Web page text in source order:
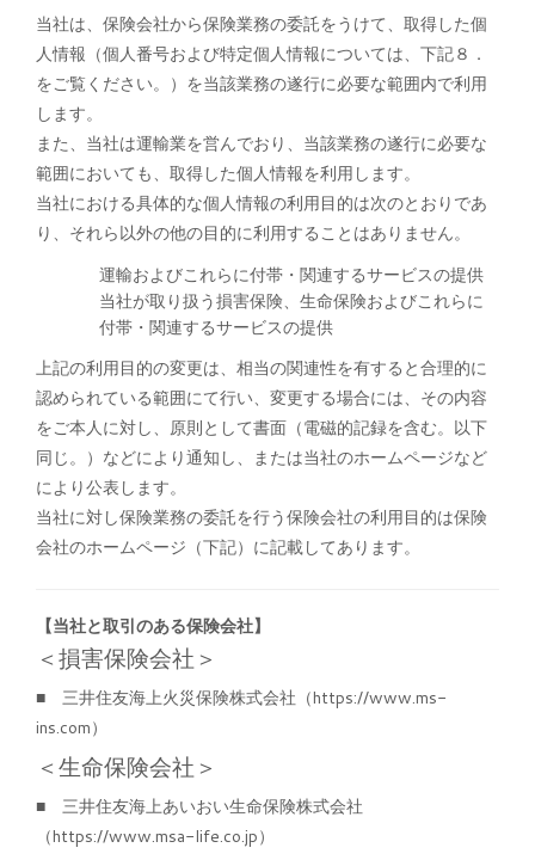
当社は、保険会社から保険業務の委託をうけて、取得した個
人情報（個人番号および特定個人情報については、下記８．
をご覧ください。）を当該業務の遂行に必要な範囲内で利用
します。
また、当社は運輸業を営んでおり、当該業務の遂行に必要な
範囲においても、取得した個人情報を利用します。
当社における具体的な個人情報の利用目的は次のとおりであ
り、それら以外の他の目的に利用することはありません。
運輸およびこれらに付帯・関連するサービスの提供
当社が取り扱う損害保険、生命保険およびこれらに
付帯・関連するサービスの提供
上記の利用目的の変更は、相当の関連性を有すると合理的に
認められている範囲にて行い、変更する場合には、その内容
をご本人に対し、原則として書面（電磁的記録を含む。以下
同じ。）などにより通知し、または当社のホームページなど
により公表します。
当社に対し保険業務の委託を行う保険会社の利用目的は保険
会社のホームページ（下記）に記載してあります。
【当社と取引のある保険会社】
＜損害保険会社＞
■ 三井住友海上火災保険株式会社（https://www.ms-
ins.com）
＜生命保険会社＞
■ 三井住友海上あいおい生命保険株式会社
（https://www.msa-life.co.jp）